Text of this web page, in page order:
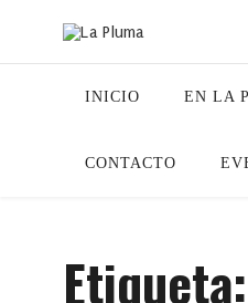
INICIO EN LA
CONTACTO
Etiqueta: